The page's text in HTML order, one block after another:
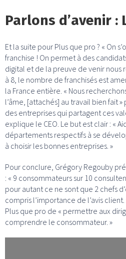
Parlons d’avenir :
Et la suite pour Plus que pro ? « On
franchise ! On permet à des
digital et de la preuve de venir nous
à 8, le nombre de franchisés est
la France entière. « Nous
l’âme, [attachés] au travail bien fait
des entreprises qui partagent ces
explique le CEO. Le but est clair : «
départements respectifs à se
à choisir les bonnes entreprises. »
Pour conclure, Grégory Regouby
: « 9 consommateurs sur 10
pour autant ce ne sont que 2 chefs
compris l’importance de l’avis
Plus que pro de « permettre aux
comprendre le consommateur. »